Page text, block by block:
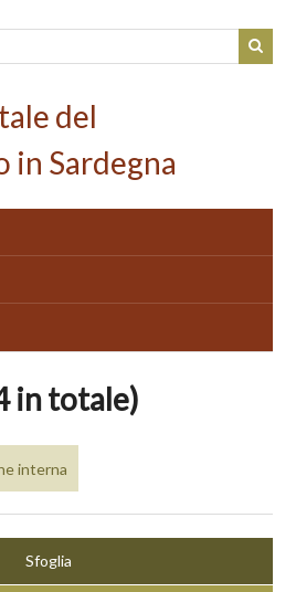
del
in Sardegna
in totale)
interna
Sfoglia